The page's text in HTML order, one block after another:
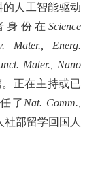
人工智能驱动
身份在 Science
Mater., Energ.
Mater., Nano
正在主持或已
了 Nat. Comm.,
部留学回国人